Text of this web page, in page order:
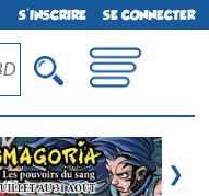
S'INSCRIRE SE CONNECTER
❯